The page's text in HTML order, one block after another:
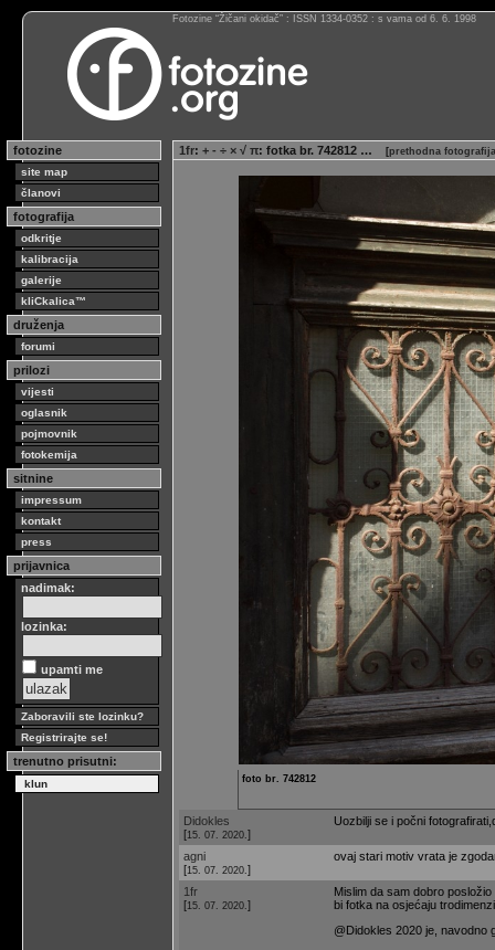
Fotozine “Žičani okidač” : ISSN 1334-0352 : s vama od 6. 6. 1998
fotozine
site map
članovi
fotografija
odkritje
kalibracija
galerije
kliCkalica™
druženja
forumi
prilozi
vijesti
oglasnik
pojmovnik
fotokemija
sitnine
impressum
kontakt
press
prijavnica
nadimak:
lozinka:
upamti me
Zaboravili ste lozinku?
Registrirajte se!
trenutno prisutni:
klun
1fr: + - ÷ × √ π: fotka br. 742812 … [prethodna
foto br. 742812
Didokles
[15. 07. 2020. ]
Uozbilji se i počni
agni
[15. 07. 2020. ]
ovaj stari motiv vrata je
1fr
[15. 07. 2020. ]
Mislim da sam dobro
bi fotka na osjećaju
@Didokles 2020 je, navodno